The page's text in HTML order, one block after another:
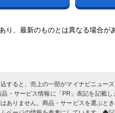
、最新のものとは異なる場合が
すると、売上の一部がマイナビニュー
・サービス情報に「PR」表記を記載
ありません。商品・サービスを選ぶと